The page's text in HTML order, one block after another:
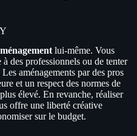
lui-même. Vous
des professionnels ou de tenter
aménagements par des pros
et un respect des normes de
élevé. En revanche, réaliser
offre une liberté créative
sur le budget.